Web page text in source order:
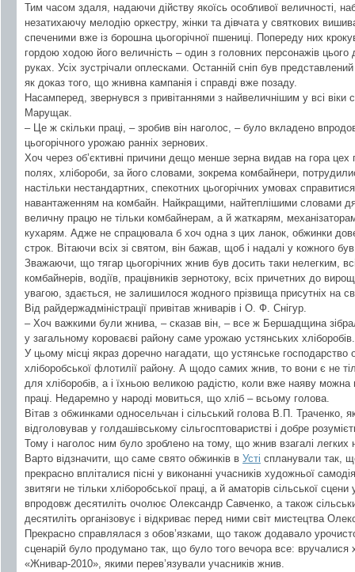
Тим часом здаля, надаючи дійству якоїсь особливої величності,
незатихаючу мелодію оркестру, жінки та дівчата у святкових
спеченими вже із борошна цьогорічної пшениці. Попереду них
гордою ходою його величність – один з головних персонажів цього
руках. Усіх зустрічали оплесками. Останній сніп був
як доказ того, що жнивна кампанія і справді вже позаду.
Насамперед, звернувся з привітаннями з найвеличнішим у всі віки
Марущак.
– Це ж скільки праці, – зробив він наголос, – було вкладено
цьогорічного урожаю ранніх зернових.
Хоч через об’єктивні причини дещо менше зерна видав на гора цех
полях, хлібороби, за його словами, зокрема комбайнери,
настільки нестандартних, спекотних цьогорічних умовах
навантаженням на комбайн. Найкращими, найтеплішими словами
величну працю не тільки комбайнерам, а й жаткарям,
кухарям. Адже не спрацювала б хоч одна з цих ланок, обжинки
строк. Вітаючи всіх зі святом, він бажав, щоб і надалі у кожного був
Зважаючи, що тягар цьогорічних жнив був досить таки нелегким,
комбайнерів, водіїв, працівників зернотоку, всіх причетних до
увагою, здається, не залишилося жодного прізвища присутніх на
Від райдержадміністрації привітав жниварів і О. Ф. Снігур.
– Хоч важкими були жнива, – сказав він, – все ж Бершадщина
у загальному короваєві району саме урожаю устянських хліборобів.
У цьому місці якраз доречно нагадати, що устянське господарство
хліборобської флотилії району. А щодо самих жнив, то вони є не
для хліборобів, а і їхньою великою радістю, коли вже наяву можна
праці. Недаремно у народі мовиться, що хліб – всьому голова.
Вітав з обжинками односельчан і сільський голова В.П. Траченко,
відголовував у голдашівському сільгосптоваристві і добре
Тому і наголос ним було зроблено на тому, що жнив взагалі легких
Варто відзначити, що саме свято обжинків в Усті спланували так,
прекрасно впліталися пісні у виконанні учасників художньої
звитяги не тільки хліборобської праці, а й аматорів сільської
впродовж десятиліть очолює Олександр Савченко, а також
десятиліть організовує і відкриває перед ними світ мистецтва
Прекрасно справлялася з обов’язками, що також додавало
сценарій було продумано так, що було того вечора все: вручалися
«Жнивар-2010», якими перев’язували учасників жнив.